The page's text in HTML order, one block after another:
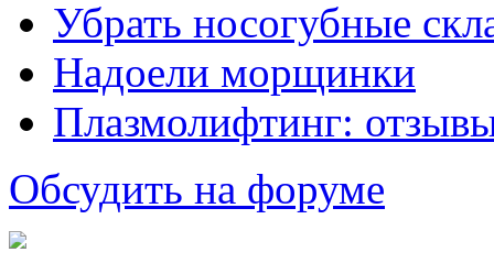
Убрать носогубные
Надоели морщинки
Плазмолифтинг:
Обсудить на форуме